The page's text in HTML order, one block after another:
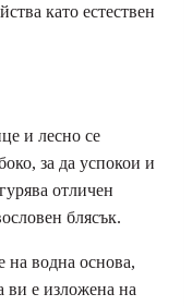
като естествен
и лесно се
за да успокои и
отличен
блясък.
на водна основа,
ви е изложена на